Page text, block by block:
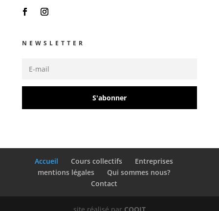
NEWSLETTER
S'abonner
Accueil Cours collectifs
Entreprises
mentions légales
Qui sommes nous?
Contact